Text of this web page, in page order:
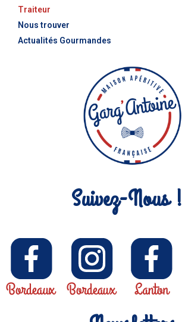
Traiteur
Nous trouver
Actualités Gourmandes
Suivez-Nous !